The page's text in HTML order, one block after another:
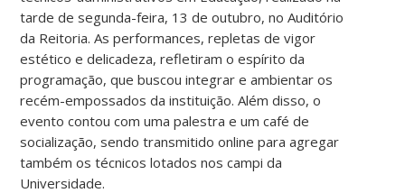
tarde de segunda-feira, 13 de outubro, no Auditório
da Reitoria. As performances, repletas de vigor
estético e delicadeza, refletiram o espírito da
programação, que buscou integrar e ambientar os
recém-empossados da instituição. Além disso, o
evento contou com uma palestra e um café de
socialização, sendo transmitido online para agregar
também os técnicos lotados nos campi da
Universidade.